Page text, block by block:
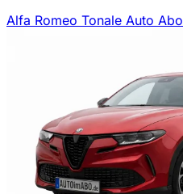
Alfa Romeo Tonale Auto Abo